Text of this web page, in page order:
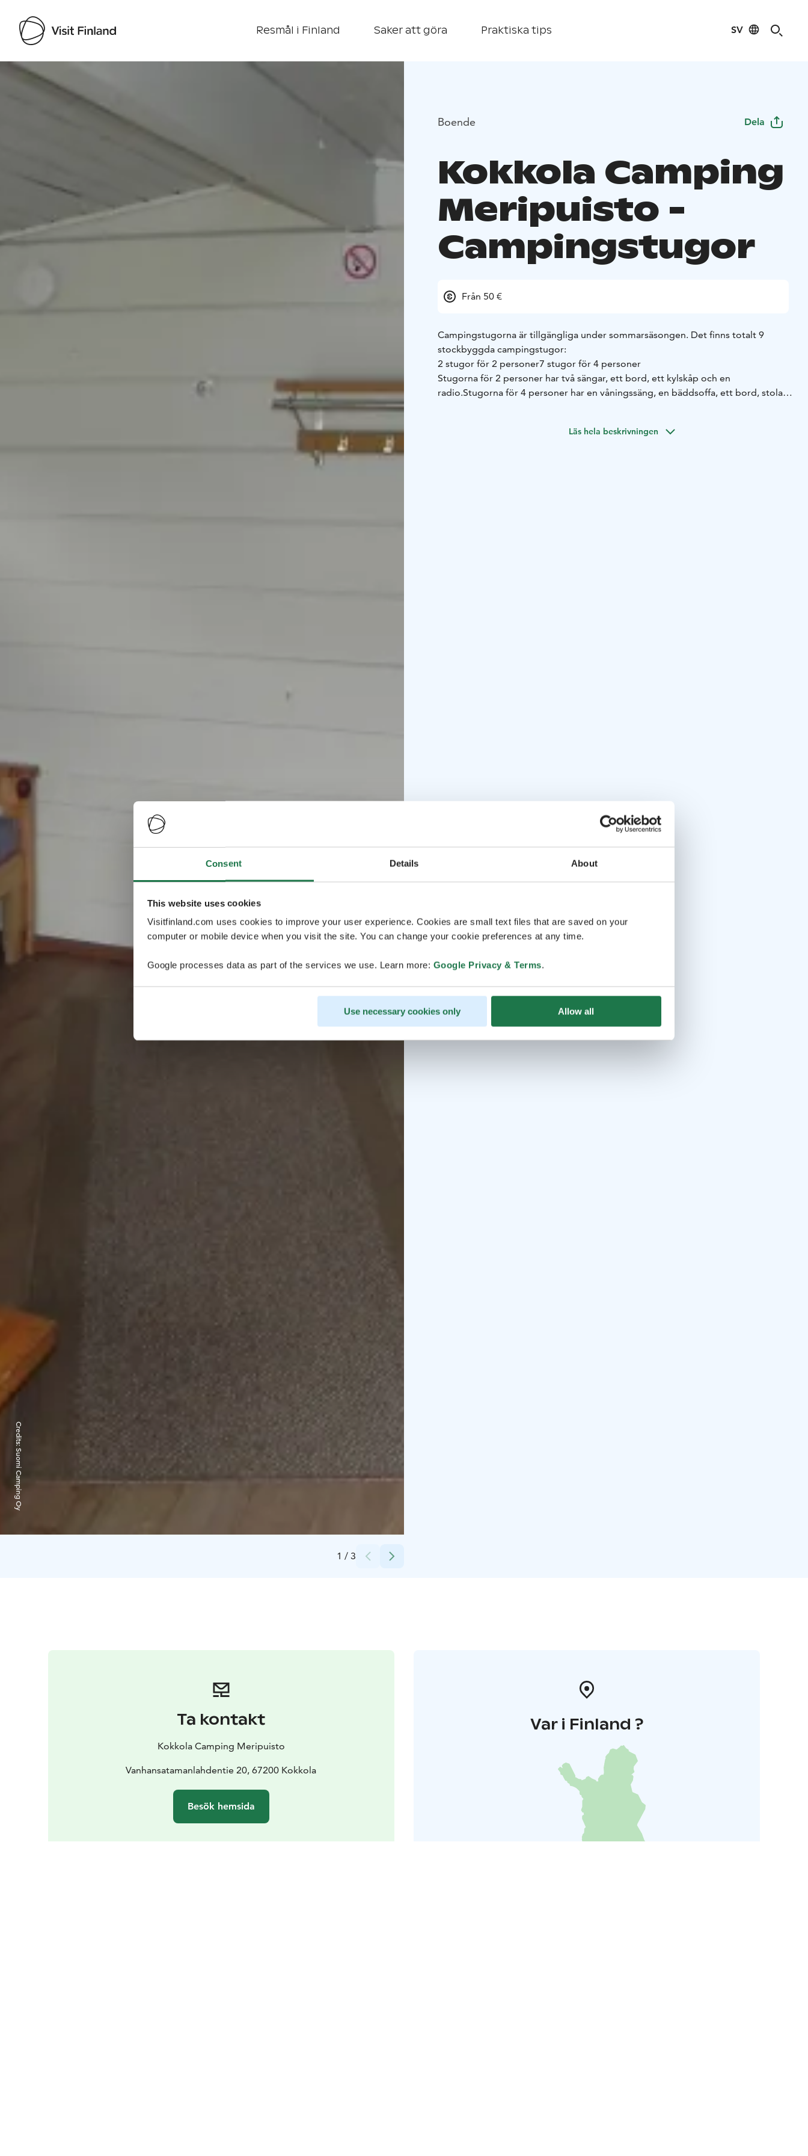
Consent Details About
This website uses cookies
Visitfinland.com uses cookies to improve your user experience. Cookies are small text files that are saved on your
computer or mobile device when you visit the site. You can change your cookie preferences at any time.
Google processes data as part of the services we use. Learn more: Google Privacy & Terms.
Use necessary cookies only Allow all
Resmål i Finland Saker att göra Praktiska tips SV
Visit Finland
1 / 3
Credits:
Suomi Camping Oy
Boende Dela
Kokkola Camping
Meripuisto -
Campingstugor
Från 50 €
Campingstugorna är tillgängliga under sommarsäsongen. Det finns totalt 9
stockbyggda campingstugor:
2 stugor för 2 personer7 stugor för 4 personer
Stugorna för 2 personer har två sängar, ett bord, ett kylskåp och en
radio.Stugorna för 4 personer har en våningssäng, en bäddsoffa, ett bord, stolar,
tillgång till servicebyggnaden. Avståndet från stugorna till servicebyggnaden är
Läs hela beskrivningen
Ta kontakt
Kokkola Camping Meripuisto
Vanhansatamanlahdentie 20, 67200 Kokkola
Besök hemsida
Var i Finland ?